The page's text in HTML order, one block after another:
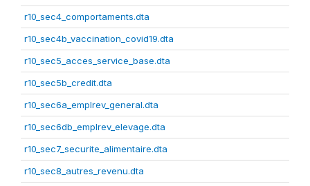
r10_sec4_comportaments.dta
r10_sec4b_vaccination_covid19.dta
r10_sec5_acces_service_base.dta
r10_sec5b_credit.dta
r10_sec6a_emplrev_general.dta
r10_sec6db_emplrev_elevage.dta
r10_sec7_securite_alimentaire.dta
r10_sec8_autres_revenu.dta